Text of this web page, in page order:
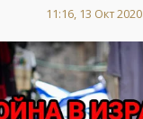
11:16, 13 Окт 2020